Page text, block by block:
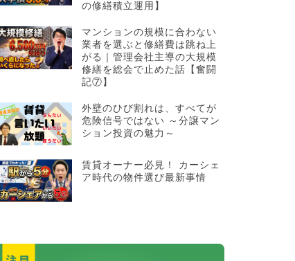
の修繕積立運用】
マンションの規模に合わない
業者を選ぶと修繕費は跳ね上
がる｜管理会社主導の大規模
修繕を総会で止めた話【奮闘
記⑦】
外壁のひび割れは、すべてが
危険信号ではない ～分譲マン
ション投資の魅力～
賃貸オーナー必見！ カーシェ
ア時代の物件選び最新事情